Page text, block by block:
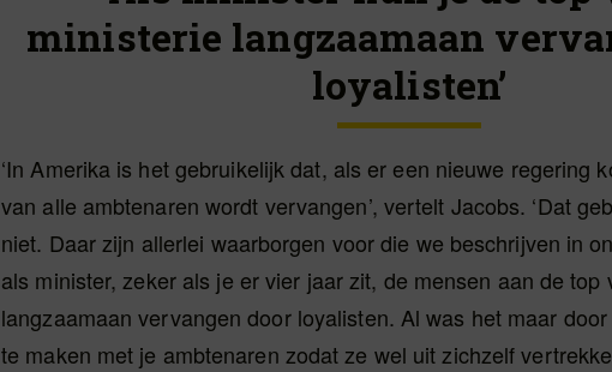
ministerie langzaamaan
loyalisten’
‘In Amerika is het gebruikelijk dat, als er een nieuwe regering
van alle ambtenaren wordt vervangen’, vertelt Jacobs. ‘Dat
niet. Daar zijn allerlei waarborgen voor die we beschrijven in
als minister, zeker als je er vier jaar zit, de mensen aan de top
langzaamaan vervangen door loyalisten. Al was het maar
te maken met je ambtenaren zodat ze wel uit zichzelf